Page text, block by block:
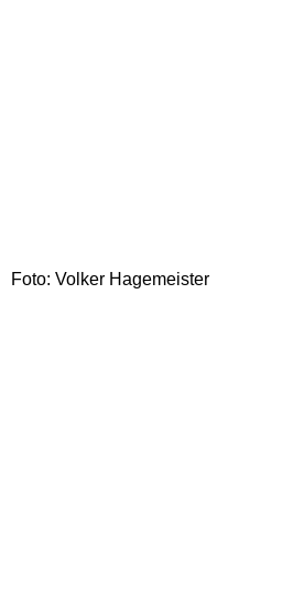
Foto: Volker Hagemeister